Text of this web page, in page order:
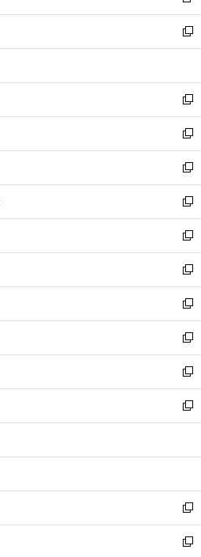
開
く
ウ
で
開
ン
ド
ウ
開
く
ウ
ィ
ン
ウ
で
開
く
し
い
ウ
ン
ド
ウ
で
開
く
新
し
ウ
ィ
ン
ド
ウ
で
開
く
新
し
い
ウ
ィ
ン
ド
ウ
で
開
く
新
し
い
ウ
ィ
ン
ド
ウ
で
開
く
新
し
い
ウ
ィ
ン
ド
ウ
で
開
く
新
し
い
ウ
ィ
ン
ド
ウ
で
開
く
新
し
い
ウ
ィ
ン
ド
ウ
で
開
く
新
し
い
ウ
ィ
ン
ド
ウ
で
開
新
し
い
ウ
ィ
ン
ド
ウ
開
新
し
い
ウ
ィ
ン
ウ
開
く
新
し
い
ウ
ン
ウ
で
開
く
新
し
ウ
ン
ド
ウ
で
新
し
い
新